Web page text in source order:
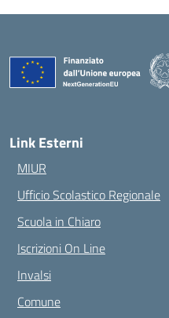
Link Esterni
MIUR
Ufficio Scolastico Regionale
Scuola in Chiaro
Iscrizioni On Line
Invalsi
Comune